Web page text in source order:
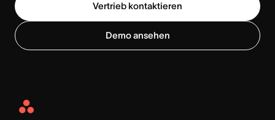
Vertrieb kontaktieren
Demo ansehen
Asana